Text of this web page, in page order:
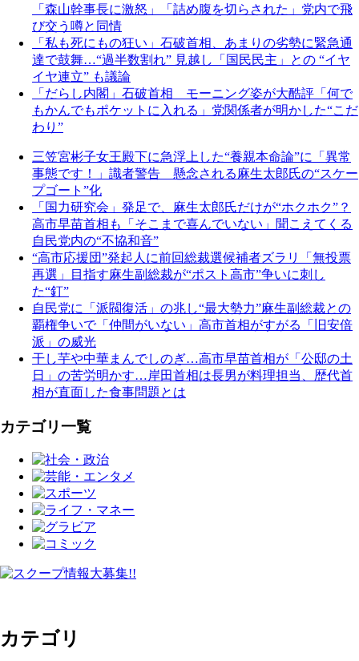
「森山幹事長に激怒」「詰め腹を切らされた」党内で飛
び交う噂と同情
「私も死にもの狂い」石破首相、あまりの劣勢に緊急通
達で鼓舞…“過半数割れ” 見越し「国民民主」との “イヤ
イヤ連立” も議論
「だらし内閣」石破首相 モーニング姿が大酷評「何で
もかんでもポケットに入れる」党関係者が明かした“こだ
わり”
三笠宮彬子女王殿下に急浮上した“養親本命論”に「異常
事態です！」識者警告 懸念される麻生太郎氏の“スケー
プゴート”化
「国力研究会」発足で、麻生太郎氏だけが“ホクホク”？
高市早苗首相も「そこまで喜んでいない」聞こえてくる
自民党内の“不協和音”
“高市応援団”発起人に前回総裁選候補者ズラリ「無投票
再選」目指す麻生副総裁が“ポスト高市”争いに刺し
た“釘”
自民党に「派閥復活」の兆し“最大勢力”麻生副総裁との
覇権争いで「仲間がいない」高市首相がすがる「旧安倍
派」の威光
干し芋や中華まんでしのぎ…高市早苗首相が「公邸の土
日」の苦労明かす…岸田首相は長男が料理担当、歴代首
相が直面した食事問題とは
カテゴリ一覧
カテゴリ